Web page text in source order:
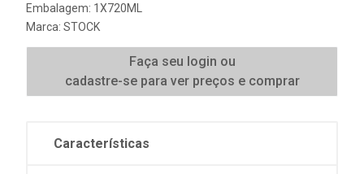
Embalagem: 1X720ML
Marca: STOCK
Faça seu login ou
cadastre-se para ver preços e comprar
Características